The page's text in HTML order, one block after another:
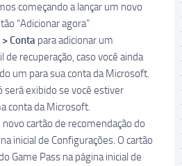
começando a lançar um novo
“Adicionar agora”
Conta para adicionar um
recuperação, caso você ainda
um para sua conta da Microsoft.
será exibido se você estiver
conta da Microsoft.
cartão de recomendação do
inicial de Configurações. O cartão
Game Pass na página inicial de